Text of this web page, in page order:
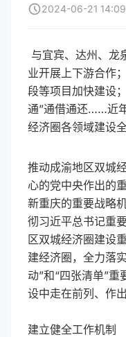
schedule2024-06-21 14:09
与宜宾、达州、龙
业开展上下游合作
段等项目加快建设
通”通借通还……近
经济圈各领域建设全
推动成渝地区双城
心的党中央作出的
新重庆的重要战略
彻习近平总书记重
区双城经济圈建设
建经济圈，全力落
动”和“四张清单”
设中走在前列、作出
建立健全工作机制